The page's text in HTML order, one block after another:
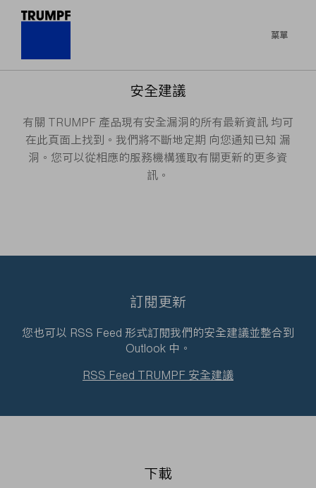
菜單
安全建議
有關 TRUMPF 產品現有安全漏洞的所有最新資訊 均可
在此頁面上找到。我們將不斷地定期 向您通知已知 漏
洞。您可以從相應的服務機構獲取有關更新的更多資
訊。
訂閱更新
您也可以 RSS Feed 形式訂閱我們的安全建議並整合到
Outlook 中。
RSS Feed TRUMPF 安全建議
下載